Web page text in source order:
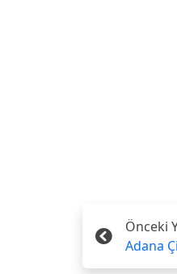
Önceki
Adana